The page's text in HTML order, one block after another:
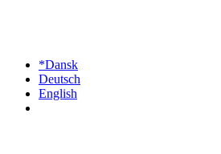
*Dansk
Deutsch
English